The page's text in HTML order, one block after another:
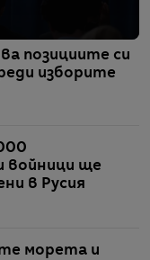
позициите си
изборите
войници ще
в Русия
морета и